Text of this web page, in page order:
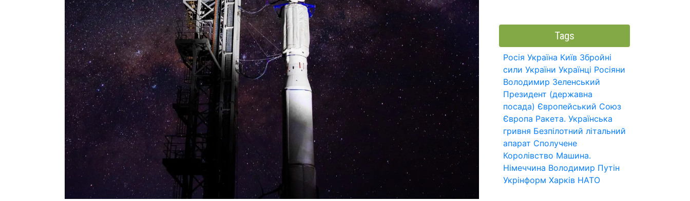
Tags
Росія Україна Київ Збройні
сили України Українці Росіяни
Володимир Зеленський
Президент (державна
посада) Європейський Союз
Європа Ракета. Українська
гривня Безпілотний літальний
апарат Сполучене
Королівство Машина.
Німеччина Володимир Путін
Укрінформ Харків НАТО